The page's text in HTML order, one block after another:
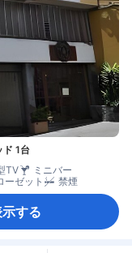
ド 1台
TV
ミニバー
ーゼット 禁煙
する